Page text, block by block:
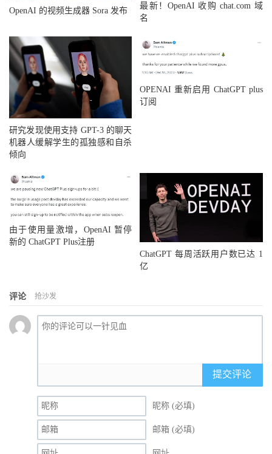
OpenAI 的视频生成器 Sora 发布
最新！OpenAI 收购 chat.com 域
名
研究发现使用支持 GPT-3 的聊天
机器人缓解学生的孤独感和自杀
倾向
OPENAI 重新启用 ChatGPT plus
订阅
由于使用量激增，OpenAI 暂停
新的 ChatGPT Plus注册
ChatGPT 每周活跃用户数已达 1
亿
评论 抢沙发
提交评论
昵称 (必填)
邮箱 (必填)